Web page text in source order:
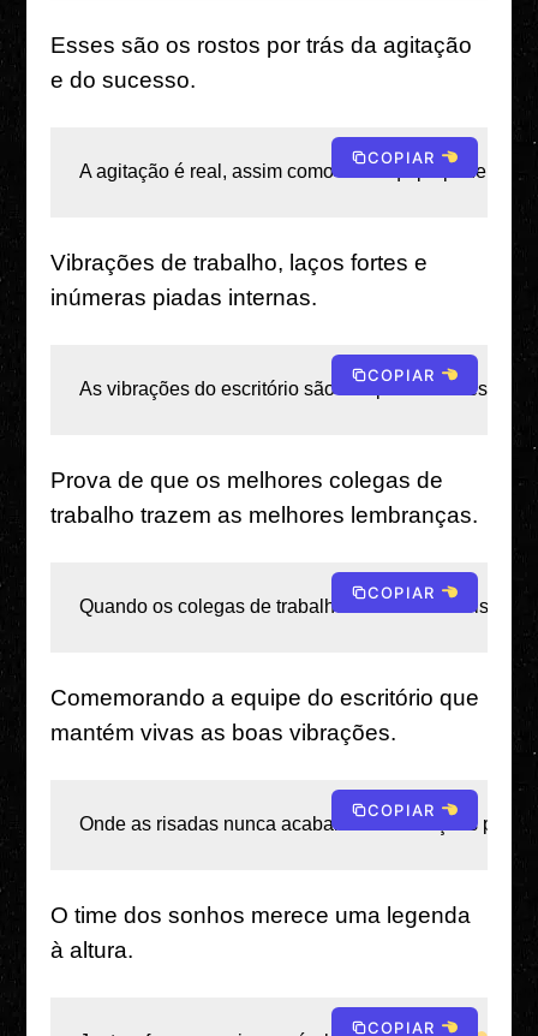
Esses são os rostos por trás da agitação
e do sucesso.
A agitação é real, assim como esta equipe poderosa.
COPIAR
Vibrações de trabalho, laços fortes e
inúmeras piadas internas.
As vibrações do escritório são sempre melhores
COPIAR
Prova de que os melhores colegas de
trabalho trazem as melhores lembranças.
Quando os colegas de trabalho são tão incríveis,
COPIAR
Comemorando a equipe do escritório que
mantém vivas as boas vibrações.
Onde as risadas nunca acabam e as vibrações
COPIAR
O time dos sonhos merece uma legenda
à altura.
COPIAR